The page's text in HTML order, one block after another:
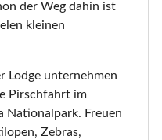
der Weg dahin ist
kleinen
Lodge unternehmen
Pirschfahrt im
Nationalpark. Freuen
Zebras,